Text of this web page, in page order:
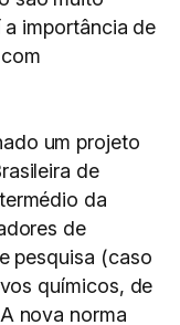
importância de
um projeto
de
da
de
pesquisa (caso
químicos, de
nova norma